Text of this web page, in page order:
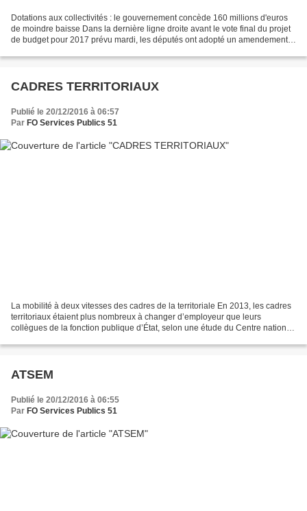
Dotations aux collectivités : le gouvernement concède 160 millions d'euros
de moindre baisse Dans la dernière ligne droite avant le vote final du projet
de budget pour 2017 prévu mardi, les députés ont adopté un amendement
CADRES TERRITORIAUX
Publié le 20/12/2016 à 06:57
Par FO Services Publics 51
La mobilité à deux vitesses des cadres de la territoriale En 2013, les cadres
territoriaux étaient plus nombreux à changer d’employeur que leurs
collègues de la fonction publique d’État, selon une étude du Centre national
ATSEM
Publié le 20/12/2016 à 06:55
Par FO Services Publics 51